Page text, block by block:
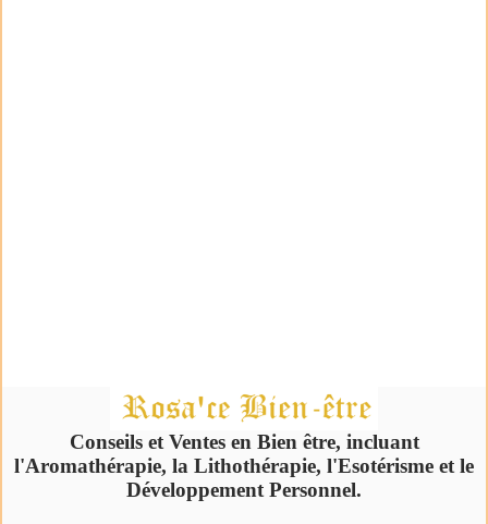
Conseils et Ventes en Bien être, incluant
l'Aromathérapie, la Lithothérapie, l'Esotérisme et le
Développement Personnel.